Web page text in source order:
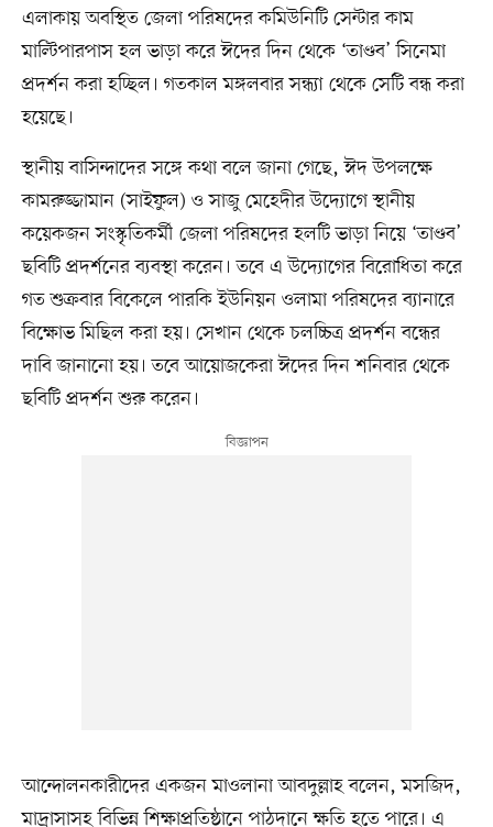
এলাকায় অবস্থিত জেলা পরিষদের কমিউনিটি সেন্টার কাম
মাল্টিপারপাস হল ভাড়া করে ঈদের দিন থেকে ‘তাণ্ডব’ সিনেমা
প্রদর্শন করা হচ্ছিল। গতকাল মঙ্গলবার সন্ধ্যা থেকে সেটি বন্ধ করা
হয়েছে।
স্থানীয় বাসিন্দাদের সঙ্গে কথা বলে জানা গেছে, ঈদ উপলক্ষে
কামরুজ্জামান (সাইফুল) ও সাজু মেহেদীর উদ্যোগে স্থানীয়
কয়েকজন সংস্কৃতিকর্মী জেলা পরিষদের হলটি ভাড়া নিয়ে ‘তাণ্ডব’
ছবিটি প্রদর্শনের ব্যবস্থা করেন। তবে এ উদ্যোগের বিরোধিতা করে
গত শুক্রবার বিকেলে পারকি ইউনিয়ন ওলামা পরিষদের ব্যানারে
বিক্ষোভ মিছিল করা হয়। সেখান থেকে চলচ্চিত্র প্রদর্শন বন্ধের
দাবি জানানো হয়। তবে আয়োজকেরা ঈদের দিন শনিবার থেকে
ছবিটি প্রদর্শন শুরু করেন।
আন্দোলনকারীদের একজন মাওলানা আবদুল্লাহ বলেন, মসজিদ,
মাদ্রাসাসহ বিভিন্ন শিক্ষাপ্রতিষ্ঠানে পাঠদানে ক্ষতি হতে পারে। এ